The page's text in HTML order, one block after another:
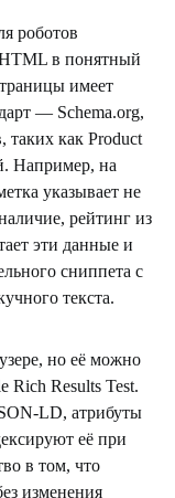
роботов
в понятный
имеет
— Schema.org,
таких как Product
Например, на
указывает не
рейтинг из
эти данные и
сниппета с
текста.
но её можно
Rich Results Test.
LD, атрибуты
её при
в том, что
изменения